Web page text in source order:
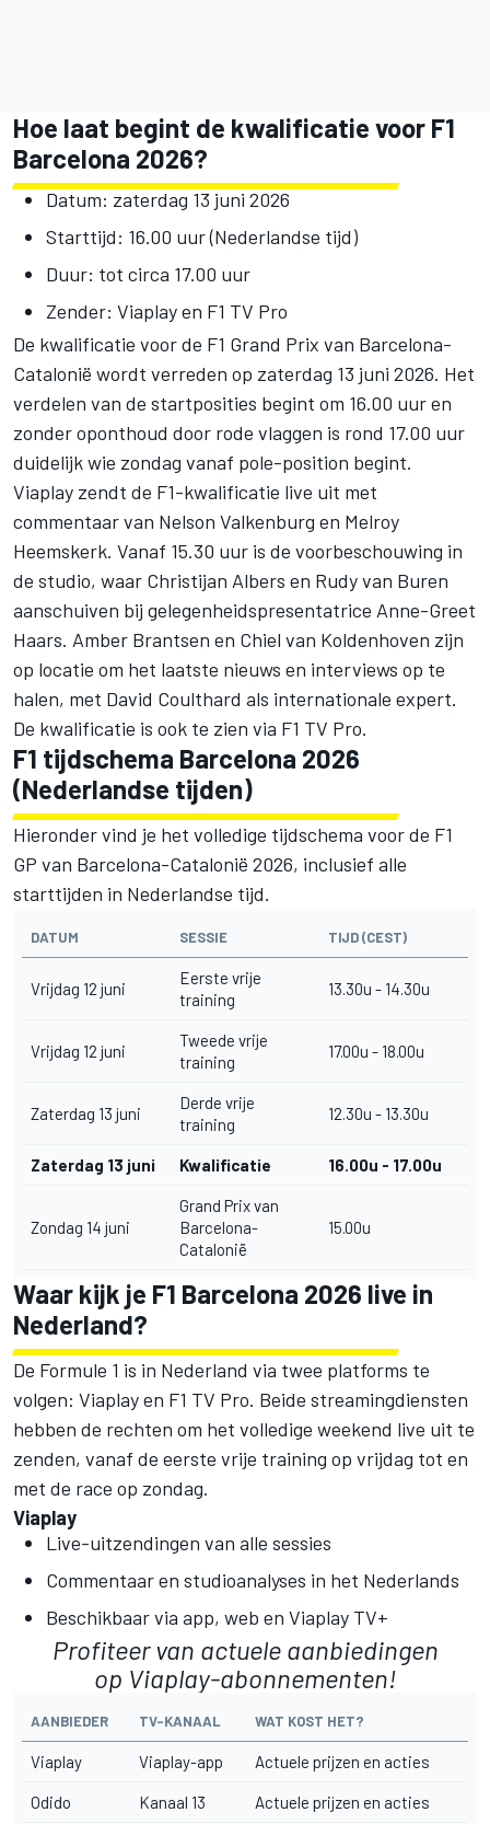
Hoe laat begint de kwalificatie voor F1
Barcelona 2026?
Datum: zaterdag 13 juni 2026
Starttijd: 16.00 uur (Nederlandse tijd)
Duur: tot circa 17.00 uur
Zender: Viaplay en F1 TV Pro
De kwalificatie voor de F1 Grand Prix van Barcelona-
Catalonië wordt verreden op zaterdag 13 juni 2026. Het
verdelen van de startposities begint om 16.00 uur en
zonder oponthoud door rode vlaggen is rond 17.00 uur
duidelijk wie zondag vanaf pole-position begint.
Viaplay zendt de F1-kwalificatie live uit met
commentaar van Nelson Valkenburg en Melroy
Heemskerk. Vanaf 15.30 uur is de voorbeschouwing in
de studio, waar Christijan Albers en Rudy van Buren
aanschuiven bij gelegenheidspresentatrice Anne-Greet
Haars. Amber Brantsen en Chiel van Koldenhoven zijn
op locatie om het laatste nieuws en interviews op te
halen, met David Coulthard als internationale expert.
De kwalificatie is ook te zien via F1 TV Pro.
F1 tijdschema Barcelona 2026
(Nederlandse tijden)
Hieronder vind je het volledige tijdschema voor de F1
GP van Barcelona-Catalonië 2026, inclusief alle
starttijden in Nederlandse tijd.
DATUM SESSIE TIJD (CEST)
Vrijdag 12 juni
Eerste vrije
training
13.30u - 14.30u
Vrijdag 12 juni
Tweede vrije
training
17.00u - 18.00u
Zaterdag 13 juni
Derde vrije
training
12.30u - 13.30u
Zaterdag 13 juni Kwalificatie 16.00u - 17.00u
Zondag 14 juni
Grand Prix van
Barcelona-
Catalonië
15.00u
Waar kijk je F1 Barcelona 2026 live in
Nederland?
De Formule 1 is in Nederland via twee platforms te
volgen: Viaplay en F1 TV Pro. Beide streamingdiensten
hebben de rechten om het volledige weekend live uit te
zenden, vanaf de eerste vrije training op vrijdag tot en
met de race op zondag.
Viaplay
Live-uitzendingen van alle sessies
Commentaar en studioanalyses in het Nederlands
Beschikbaar via app, web en Viaplay TV+
Profiteer van actuele aanbiedingen
op Viaplay-abonnementen!
AANBIEDER TV-KANAAL WAT KOST HET?
Viaplay Viaplay-app Actuele prijzen en acties
Odido Kanaal 13 Actuele prijzen en acties